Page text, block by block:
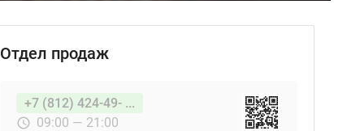
Отдел продаж
+7 (812) 424-49- ...
09:00 — 21:00